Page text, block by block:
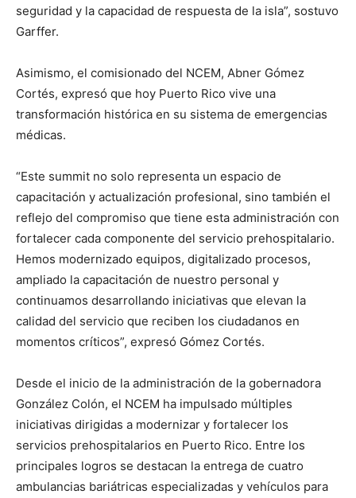
seguridad y la capacidad de respuesta de la isla”, sostuvo
Garffer.
Asimismo, el comisionado del NCEM, Abner Gómez
Cortés, expresó que hoy Puerto Rico vive una
transformación histórica en su sistema de emergencias
médicas.
“Este summit no solo representa un espacio de
capacitación y actualización profesional, sino también el
reflejo del compromiso que tiene esta administración con
fortalecer cada componente del servicio prehospitalario.
Hemos modernizado equipos, digitalizado procesos,
ampliado la capacitación de nuestro personal y
continuamos desarrollando iniciativas que elevan la
calidad del servicio que reciben los ciudadanos en
momentos críticos”, expresó Gómez Cortés.
Desde el inicio de la administración de la gobernadora
González Colón, el NCEM ha impulsado múltiples
iniciativas dirigidas a modernizar y fortalecer los
servicios prehospitalarios en Puerto Rico. Entre los
principales logros se destacan la entrega de cuatro
ambulancias bariátricas especializadas y vehículos para